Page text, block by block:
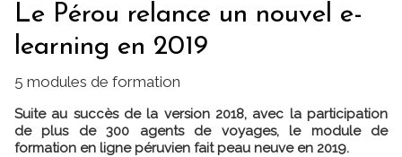
Le Pérou relance un nouvel e-
learning en 2019
5 modules de formation
Suite au succès de la version 2018, avec la participation
de plus de 300 agents de voyages, le module de
formation en ligne péruvien fait peau neuve en 2019.